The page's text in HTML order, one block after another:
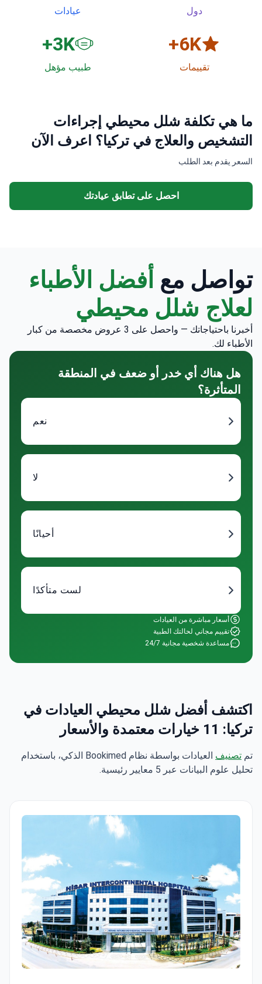
دول عيادات
6K+
تقييمات
3K+
طبيب مؤهل
ما هي تكلفة شلل محيطي إجراءات
التشخيص والعلاج في تركيا؟ اعرف الآن
السعر يقدم بعد الطلب
احصل على تطابق عيادتك
تواصل مع أفضل الأطباء
لعلاج شلل محيطي
أخبرنا باحتياجاتك — واحصل على 3 عروض مخصصة من كبار
الأطباء لك.
هل هناك أي خدر أو ضعف في المنطقة
المتأثرة؟
نعم
لا
أحيانًا
لست متأكدًا
أسعار مباشرة من العيادات
تقييم مجاني لحالتك الطبية
مساعدة شخصية مجانية 24/7
اكتشف أفضل شلل محيطي العيادات في
تركيا: 11 خيارات معتمدة والأسعار
تم تصنيف
العيادات بواسطة نظام Bookimed الذكي، باستخدام
تحليل علوم البيانات عبر 5 معايير رئيسية.